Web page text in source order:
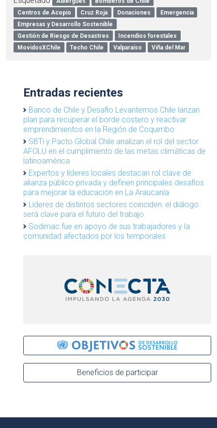
Centros de Acopio
Cruz Roja Donaciones
Emergencia
Empresas y Desarrollo Sostenible
Gestión de Riesgo de Desastres
Incendios forestales
MovidosXChile
Techo Chile Valparaíso Viña del Mar
Entradas recientes
Banco de Chile y Desafío Levantemos Chile lanzan
plan para recuperar el borde costero y reactivar
emprendimientos en la Región de Coquimbo
SBTi y Pacto Global Chile analizan el rol del sector
AFOLU en el cumplimiento de las metas climáticas de
latinoamérica
Expertos y líderes locales destacan rol clave de
alianza público-privada y definen principales desafíos
para mejorar la educación en La Araucanía
Líderes de distintos sectores coinciden: el diálogo
será clave para el futuro del trabajo
Sodimac fue en apoyo de sus trabajadores y la
comunidad afectados por los temporales
Beneficios de participar